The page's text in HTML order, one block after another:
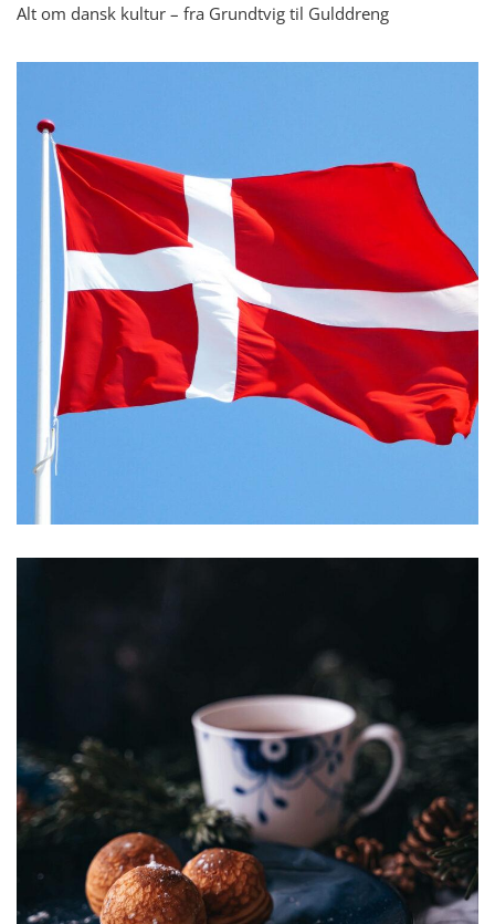
Alt om dansk kultur – fra Grundtvig til Gulddreng